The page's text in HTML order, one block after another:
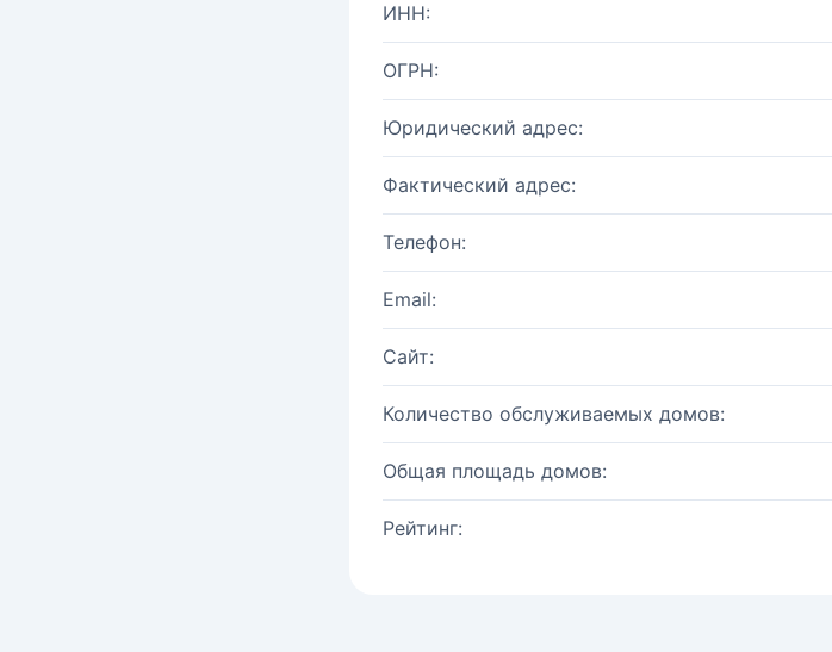
ИНН:
ОГРН:
Юридический адрес:
Фактический адрес:
Телефон:
Email:
Сайт:
Количество обслуживаемых домов:
Общая площадь домов:
Рейтинг: